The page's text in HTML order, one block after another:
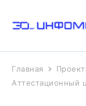
Главная
Аттестационный